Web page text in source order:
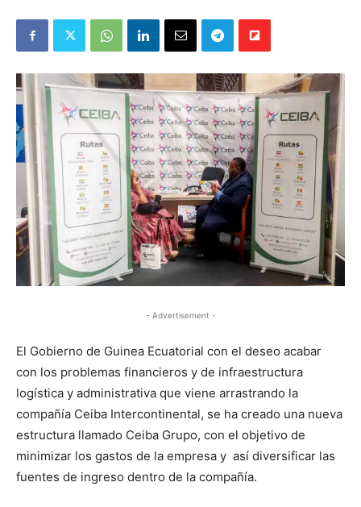
- Advertisement -
El Gobierno de Guinea Ecuatorial con el deseo acabar
con los problemas financieros y de infraestructura
logística y administrativa que viene arrastrando la
compañía Ceiba Intercontinental, se ha creado una nueva
estructura llamado Ceiba Grupo, con el objetivo de
minimizar los gastos de la empresa y así diversificar las
fuentes de ingreso dentro de la compañía.